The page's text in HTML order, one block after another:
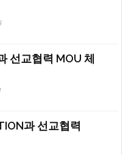
선교협력 MOU 체
과 선교협력